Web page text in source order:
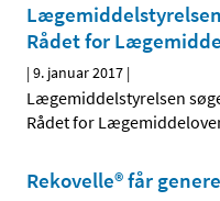
Rådet for
|9. januar 2017 |
Lægemiddelstyrelsen
Rådet for
Rekovelle® får